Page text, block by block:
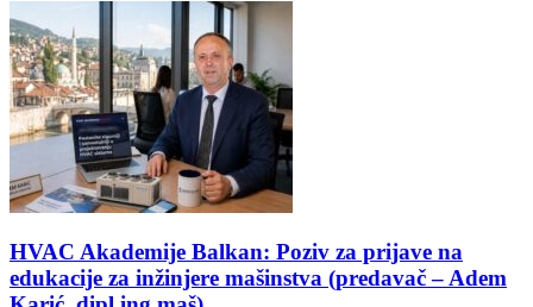
HVAC Akademije Balkan: Poziv za prijave na
edukacije za inžinjere mašinstva (predavač – Adem